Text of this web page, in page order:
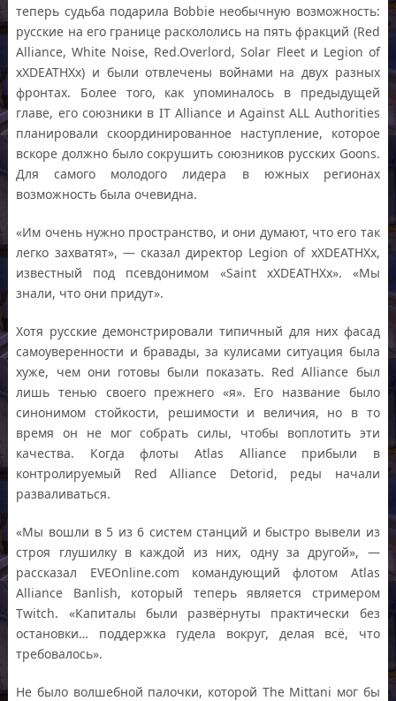
теперь судьба подарила Bobbie необычную возможность:
русские на его границе раскололись на пять фракций (Red
Alliance, White Noise, Red.Overlord, Solar Fleet и Legion of
xXDEATHXx) и были отвлечены войнами на двух разных
фронтах. Более того, как упоминалось в предыдущей
главе, его союзники в IT Alliance и Against ALL Authorities
планировали скоординированное наступление, которое
вскоре должно было сокрушить союзников русских Goons.
Для самого молодого лидера в южных регионах
возможность была очевидна.
«Им очень нужно пространство, и они думают, что его так
легко захватят», — сказал директор Legion of xXDEATHXx,
известный под псевдонимом «Saint xXDEATHXx». «Мы
знали, что они придут».
Хотя русские демонстрировали типичный для них фасад
самоуверенности и бравады, за кулисами ситуация была
хуже, чем они готовы были показать. Red Alliance был
лишь тенью своего прежнего «я». Его название было
синонимом стойкости, решимости и величия, но в то
время он не мог собрать силы, чтобы воплотить эти
качества. Когда флоты Atlas Alliance прибыли в
контролируемый Red Alliance Detorid, реды начали
разваливаться.
«Мы вошли в 5 из 6 систем станций и быстро вывели из
строя глушилку в каждой из них, одну за другой», —
рассказал EVEOnline.com командующий флотом Atlas
Alliance Banlish, который теперь является стримером
Twitch. «Капиталы были развёрнуты практически без
остановки… поддержка гудела вокруг, делая всё, что
требовалось».
Не было волшебной палочки, которой The Mittani мог бы